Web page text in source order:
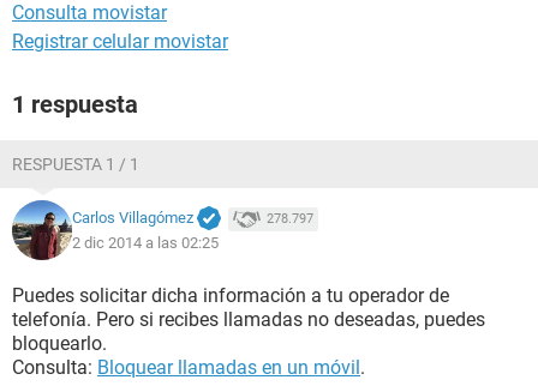
Consulta movistar
Registrar celular movistar
1 respuesta
RESPUESTA 1 / 1
Carlos Villagómez 278.797
2 dic 2014 a las 02:25
Puedes solicitar dicha información a tu operador de
telefonía. Pero si recibes llamadas no deseadas, puedes
bloquearlo.
Consulta: Bloquear llamadas en un móvil.